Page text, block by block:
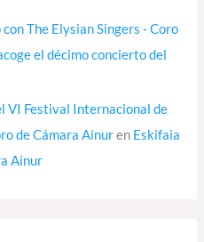
The Elysian Singers - Coro
el décimo concierto del
VI Festival Internacional de
de Cámara Ainuren Eskifaia
Ainur